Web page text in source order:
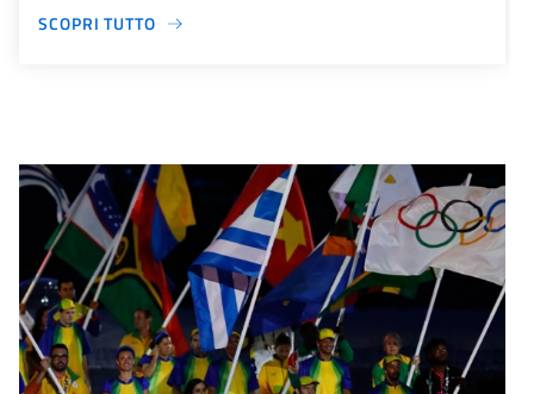
SCOPRI TUTTO